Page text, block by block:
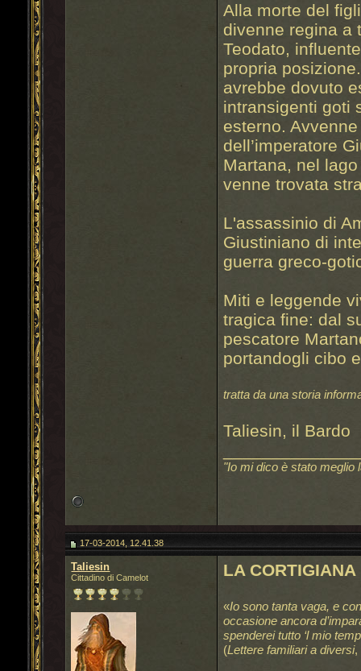
Alla morte del
divenne regina a
Teodato,
propria
avrebbe dovuto
intransigenti goti
esterno.
dell’imperatore
Martana, nel
venne trovata
L'assassinio di
Giustiniano di
guerra greco-
Miti e leggende
tragica fine: dal
pescatore
portandogli cibo
tratta da una storia
Taliesin, il Bardo
"Io mi dico è stato
17-03-2014, 12.41.38
Taliesin
Cittadino di Camelot LA
«Io sono tanta vaga, e
occasione ancora
spenderei tutto ‘l mio
(Lettere familiari a diversi,